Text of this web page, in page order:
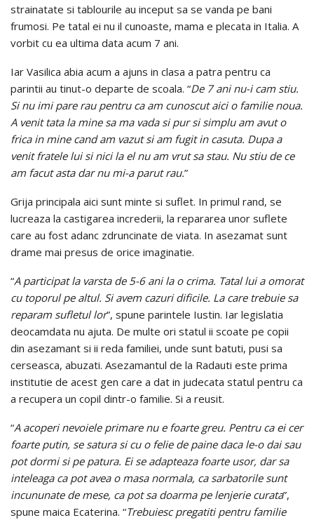
strainatate si tablourile au inceput sa se vanda pe bani
frumosi. Pe tatal ei nu il cunoaste, mama e plecata in Italia. A
vorbit cu ea ultima data acum 7 ani.
Iar Vasilica abia acum a ajuns in clasa a patra pentru ca
parintii au tinut-o departe de scoala. “De 7 ani nu-i cam stiu.
Si nu imi pare rau pentru ca am cunoscut aici o familie noua.
A venit tata la mine sa ma vada si pur si simplu am avut o
frica in mine cand am vazut si am fugit in casuta. Dupa a
venit fratele lui si nici la el nu am vrut sa stau. Nu stiu de ce
am facut asta dar nu mi-a parut rau.”
Grija principala aici sunt minte si suflet. In primul rand, se
lucreaza la castigarea increderii, la repararea unor suflete
care au fost adanc zdruncinate de viata. In asezamat sunt
drame mai presus de orice imaginatie.
“A participat la varsta de 5-6 ani la o crima. Tatal lui a omorat
cu toporul pe altul. Si avem cazuri dificile. La care trebuie sa
reparam sufletul lor”, spune parintele Iustin. Iar legislatia
deocamdata nu ajuta. De multe ori statul ii scoate pe copii
din asezamant si ii reda familiei, unde sunt batuti, pusi sa
cerseasca, abuzati. Asezamantul de la Radauti este prima
institutie de acest gen care a dat in judecata statul pentru ca
a recupera un copil dintr-o familie. Si a reusit.
“A acoperi nevoiele primare nu e foarte greu. Pentru ca ei cer
foarte putin, se satura si cu o felie de paine daca le-o dai sau
pot dormi si pe patura. Ei se adapteaza foarte usor, dar sa
inteleaga ca pot avea o masa normala, ca sarbatorile sunt
incununate de mese, ca pot sa doarma pe lenjerie curata”,
spune maica Ecaterina. “Trebuiesc pregatiti pentru familie